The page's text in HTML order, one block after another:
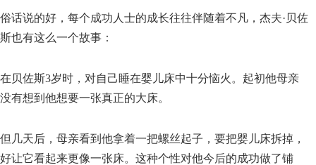
俗话说的好，每个成功人士的成长往往伴随着不凡，杰夫·贝佐
斯也有这么一个故事：
在贝佐斯3岁时，对自己睡在婴儿床中十分恼火。起初他母亲
没有想到他想要一张真正的大床。
但几天后，母亲看到他拿着一把螺丝起子，要把婴儿床拆掉，
好让它看起来更像一张床。这种个性对他今后的成功做了铺